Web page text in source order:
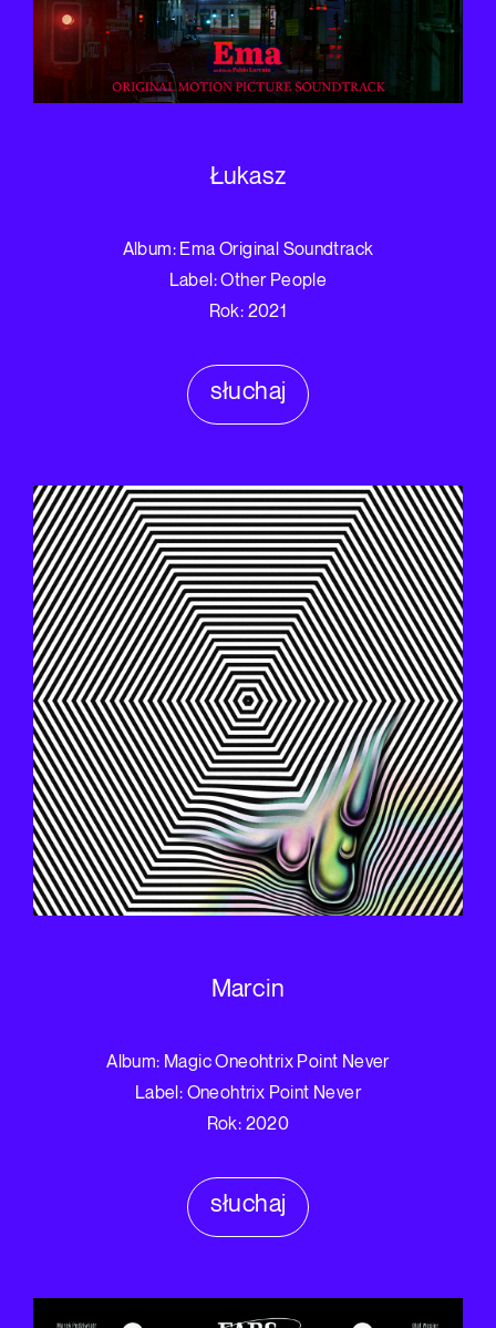
Łukasz
Album: Ema Original Soundtrack
Label: Other People
Rok: 2021
słuchaj
Marcin
Album: Magic Oneohtrix Point Never
Label: Oneohtrix Point Never
Rok: 2020
słuchaj